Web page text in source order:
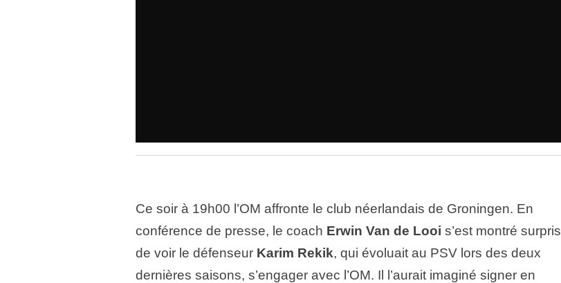
Ce soir à 19h00 l’OM affronte le club néerlandais de Groningen. En
conférence de presse, le coach Erwin Van de Looi s’est montré surpris
de voir le défenseur Karim Rekik, qui évoluait au PSV lors des deux
dernières saisons, s’engager avec l’OM. Il l’aurait imaginé signer en